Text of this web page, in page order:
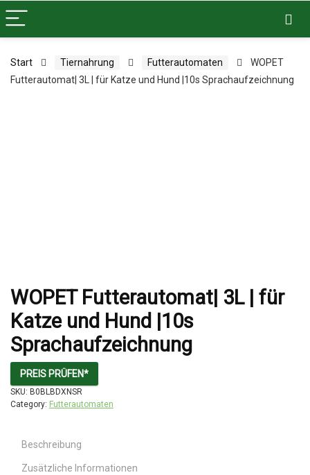
Start Tiernahrung Futterautomaten
WOPET
Futterautomat| 3L | für Katze und Hund |10s Sprachaufzeichnung
WOPET Futterautomat| 3L | für
Katze und Hund |10s
Sprachaufzeichnung
PREIS PRÜFEN*
SKU: B0BLBDXNSR
Category: Futterautomaten
Beschreibung
Zusätzliche Informationen